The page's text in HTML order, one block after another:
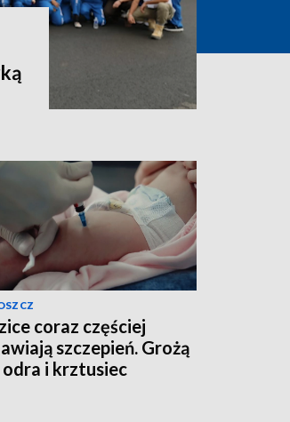
coraz częściej
szczepień. Grożą
odra i krztusiec